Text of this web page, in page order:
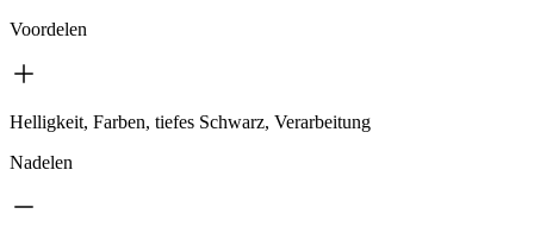
Voordelen
Helligkeit, Farben, tiefes Schwarz, Verarbeitung
Nadelen